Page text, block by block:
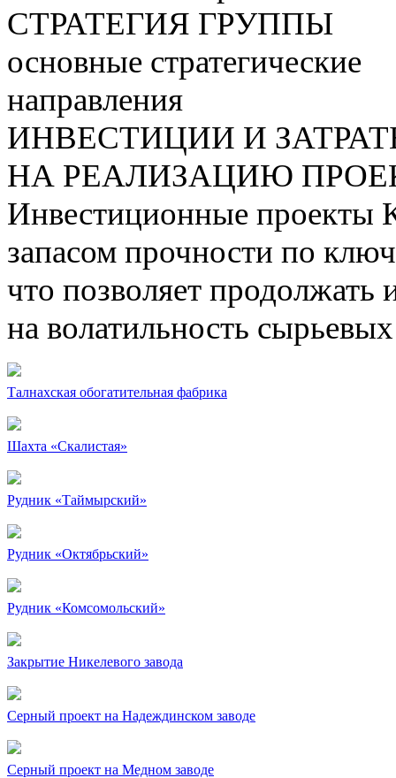
СТРАТЕГИЯ ГРУППЫ
основные стратегические
направления
ИНВЕСТИЦИИ И
НА РЕАЛИЗАЦИЮ
Инвестиционные проекты
запасом прочности по
что позволяет продолжать
на волатильность
Талнахская обогатительная фабрика
Шахта «Скалистая»
Рудник «Таймырский»
Рудник «Октябрьский»
Рудник «Комсомольский»
Закрытие Никелевого завода
Серный проект на Надеждинском заводе
Серный проект на Медном заводе